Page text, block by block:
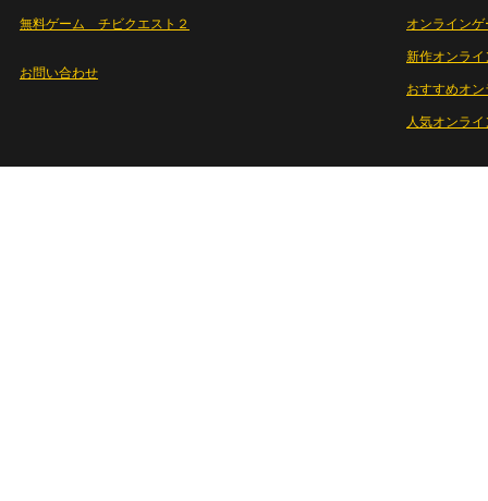
無料ゲーム チビクエスト２
お問い合わせ
オンライン
新作オンライ
おすすめオ
人気オンラ